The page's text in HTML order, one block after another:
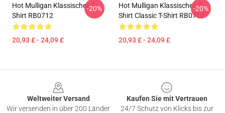
Hot Mulligan Klassisches T-
Shirt RB0712
20,93 £ - 24,09 £
-20%
Hot Mulligan Klassisches T-
Shirt Classic T-Shirt RB0712
20,93 £ - 24,09 £
-20%
Weltweiter Versand
Wir versenden in über 200 Länder
Kaufen Sie mit Vertrauen
24/7 Schutz von Klicks bis zur